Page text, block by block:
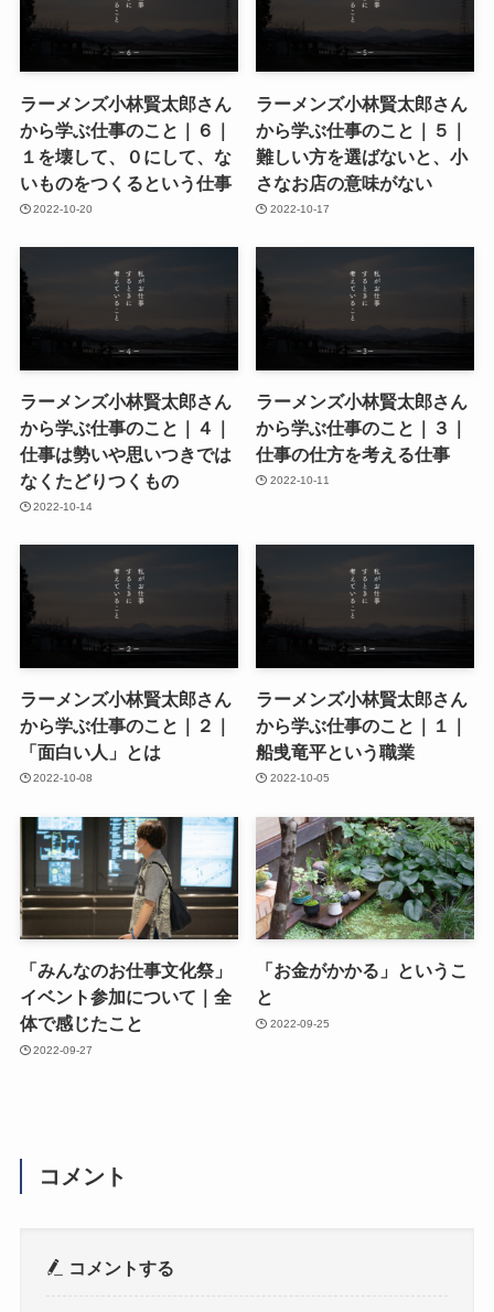
ラーメンズ小林賢太郎さん
から学ぶ仕事のこと｜６｜
１を壊して、０にして、な
いものをつくるという仕事
2022-10-20
ラーメンズ小林賢太郎さん
から学ぶ仕事のこと｜５｜
難しい方を選ばないと、小
さなお店の意味がない
2022-10-17
ラーメンズ小林賢太郎さん
から学ぶ仕事のこと｜４｜
仕事は勢いや思いつきでは
なくたどりつくもの
2022-10-14
ラーメンズ小林賢太郎さん
から学ぶ仕事のこと｜３｜
仕事の仕方を考える仕事
2022-10-11
ラーメンズ小林賢太郎さん
から学ぶ仕事のこと｜２｜
「面白い人」とは
2022-10-08
ラーメンズ小林賢太郎さん
から学ぶ仕事のこと｜１｜
船曵竜平という職業
2022-10-05
「みんなのお仕事文化祭」
イベント参加について｜全
体で感じたこと
2022-09-27
「お金がかかる」というこ
と
2022-09-25
コメント
コメントする